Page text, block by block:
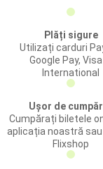
Plăți sigure
Utilizați carduri
Google Pay,
International
Ușor de
Cumpărați biletele
aplicația noastră
Flixshop